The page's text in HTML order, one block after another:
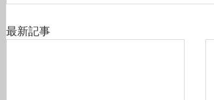
最新記事